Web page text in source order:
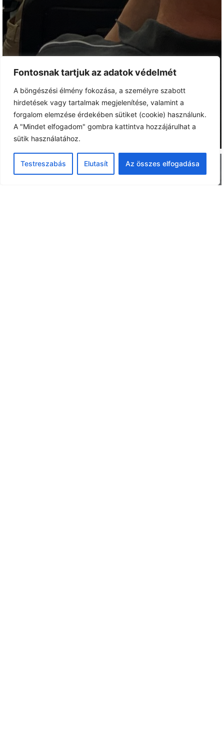
Fontosnak tartjuk az adatok védelmét
A böngészési élmény fokozása, a személyre szabott
hirdetések vagy tartalmak megjelenítése, valamint a
forgalom elemzése érdekében sütiket (cookie) használunk.
A "Mindet elfogadom" gombra kattintva hozzájárulhat a
sütik használatához.
Testreszabás Elutasít Az összes elfogadása